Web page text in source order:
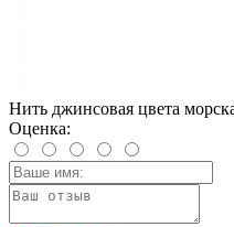
Нить джинсовая цвета
Оценка: